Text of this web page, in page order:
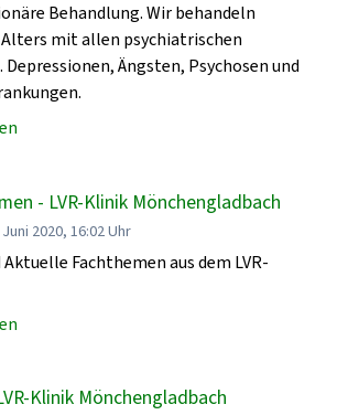
Behandlung. Wir behandeln
Alters mit allen psychiatrischen
Depressionen, Ängsten, Psychosen und
- LVR-Klinik Mönchengladbach
2020, 16:02 Uhr
Fachthemen aus dem LVR-
Klinik Mönchengladbach